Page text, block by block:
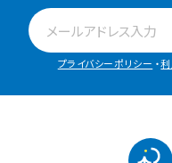
プライバシーポリシー ・